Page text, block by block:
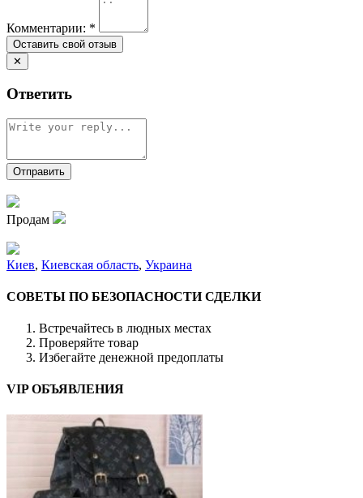
Комментарии: *
✕
Ответить
Продам
Киев, Киевская область, Украина
СОВЕТЫ ПО БЕЗОПАСНОСТИ СДЕЛКИ
Встречайтесь в людных местах
Проверяйте товар
Избегайте денежной предоплаты
VIP ОБЪЯВЛЕНИЯ